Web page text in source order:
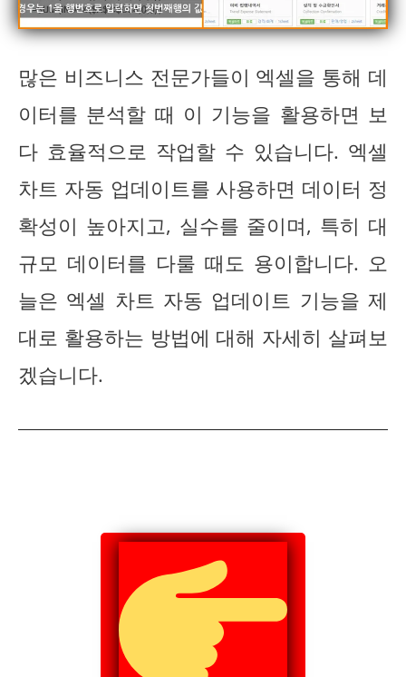
많은 비즈니스 전문가들이 엑셀을 통해 데
이터를 분석할 때 이 기능을 활용하면 보
다 효율적으로 작업할 수 있습니다. 엑셀
차트 자동 업데이트를 사용하면 데이터 정
확성이 높아지고, 실수를 줄이며, 특히 대
규모 데이터를 다룰 때도 용이합니다. 오
늘은 엑셀 차트 자동 업데이트 기능을 제
대로 활용하는 방법에 대해 자세히 살펴보
겠습니다.